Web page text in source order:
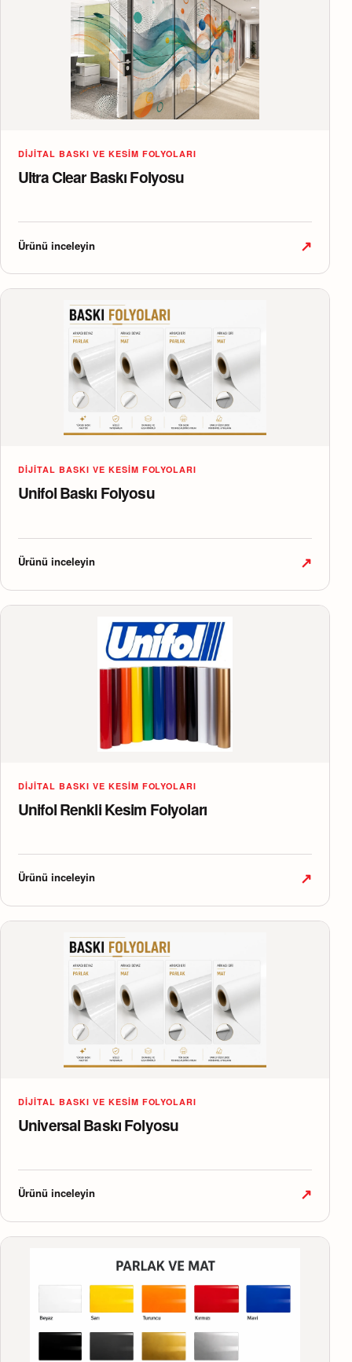
DIJITAL BASKI VE KESIM FOLYOLARI
Ultra Clear Baskı Folyosu
Ürünü inceleyin ↗
DIJITAL BASKI VE KESIM FOLYOLARI
Unifol Baskı Folyosu
Ürünü inceleyin ↗
DIJITAL BASKI VE KESIM FOLYOLARI
Unifol Renkli Kesim Folyoları
Ürünü inceleyin ↗
DIJITAL BASKI VE KESIM FOLYOLARI
Universal Baskı Folyosu
Ürünü inceleyin ↗